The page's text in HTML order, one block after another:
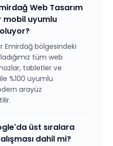
Web Tasarım
mobil uyumlu
Emirdağ bölgesindeki
tüm web
tabletler ve
%100 uyumlu
arayüz
üst sıralara
dahil mi?